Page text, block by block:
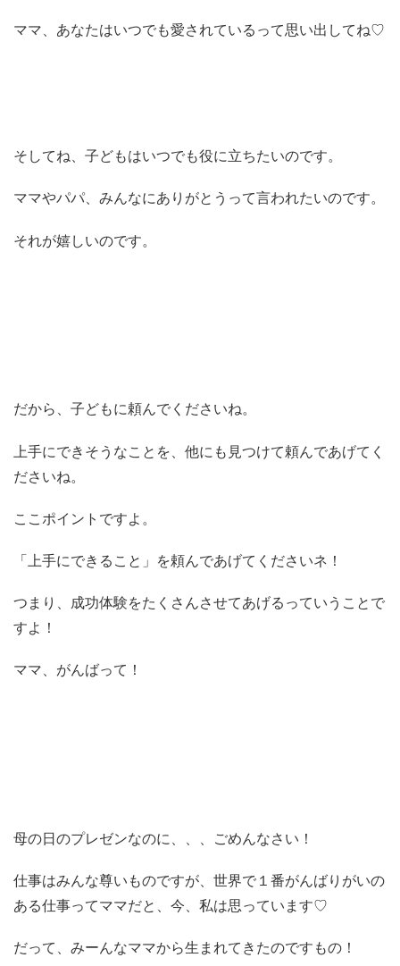
ママ、あなたはいつでも愛されているって思い出してね♡
そしてね、子どもはいつでも役に立ちたいのです。
ママやパパ、みんなにありがとうって言われたいのです。
それが嬉しいのです。
だから、子どもに頼んでくださいね。
上手にできそうなことを、他にも見つけて頼んであげてく
ださいね。
ここポイントですよ。
「上手にできること」を頼んであげてくださいネ！
つまり、成功体験をたくさんさせてあげるっていうことで
すよ！
ママ、がんばって！
母の日のプレゼンなのに、、、ごめんなさい！
仕事はみんな尊いものですが、世界で１番がんばりがいの
ある仕事ってママだと、今、私は思っています♡
だって、みーんなママから生まれてきたのですもの！